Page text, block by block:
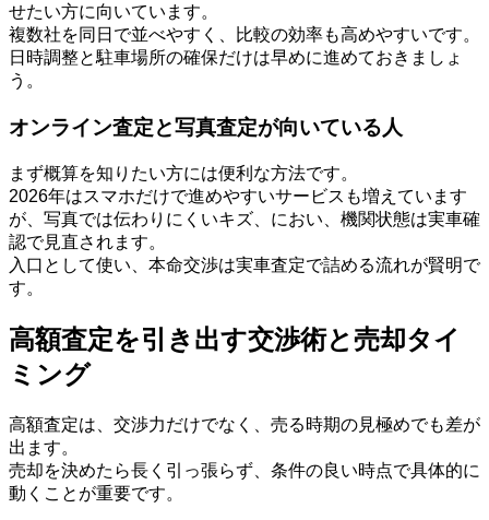
せたい方に向いています。
複数社を同日で並べやすく、比較の効率も高めやすいです。
日時調整と駐車場所の確保だけは早めに進めておきましょ
う。
オンライン査定と写真査定が向いている人
まず概算を知りたい方には便利な方法です。
2026年はスマホだけで進めやすいサービスも増えています
が、写真では伝わりにくいキズ、におい、機関状態は実車確
認で見直されます。
入口として使い、本命交渉は実車査定で詰める流れが賢明で
す。
高額査定を引き出す交渉術と売却タイ
ミング
高額査定は、交渉力だけでなく、売る時期の見極めでも差が
出ます。
売却を決めたら長く引っ張らず、条件の良い時点で具体的に
動くことが重要です。